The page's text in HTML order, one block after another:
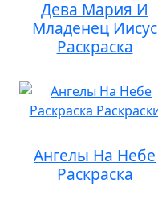
Дева Мария И
Младенец Иисус
Раскраска
Ангелы На Небе
Раскраска